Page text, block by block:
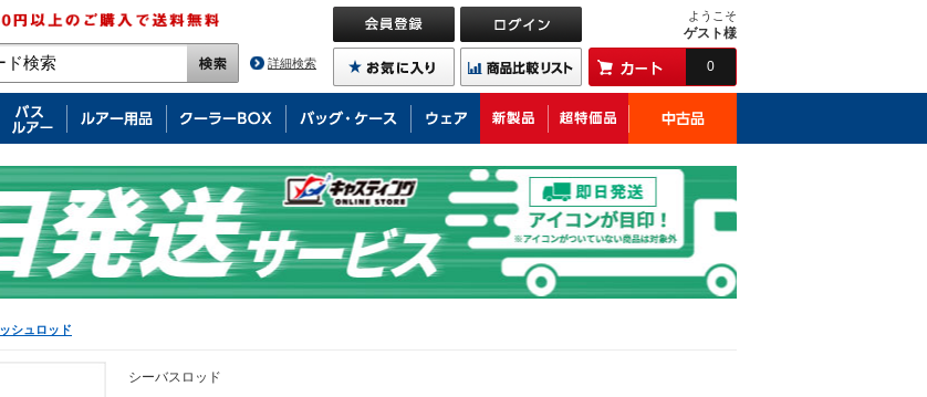
詳細検索
ようこそ
ゲスト様
0
シュロッド
シーバスロッド